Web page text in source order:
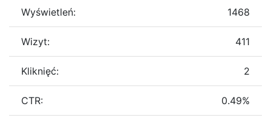
Wyświetleń: 1468
Wizyt: 411
Kliknięć: 2
CTR: 0.49%